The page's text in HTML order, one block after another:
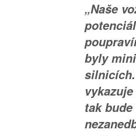
„Naše
byly
silnicích.
tak